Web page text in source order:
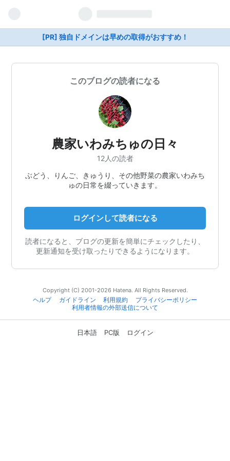
[PR] 独自ドメインは早めの取得がおすすめ！
このブログの読者になる
農家いわみちゅの日々
12人の読者
ぶどう、りんご、きゅうり、その他野菜の農家いわみち
ゅの日常を綴っていきます。
ログインして読者になる
読者になると、ブログの更新を簡単にチェックしたり、
更新通知を受け取ったりできるようになります。
Copyright (C) 2001-2026 Hatena. All Rights Reserved.
ヘルプ
ガイドライン 利用規約
プライバシーポリシー
利用者情報の外部送信について
日本語 PC版 ログイン